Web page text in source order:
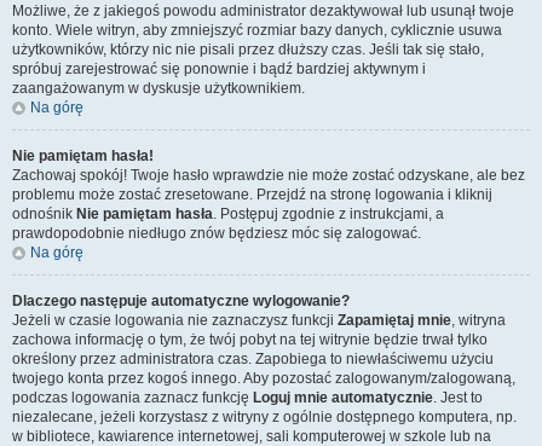
Możliwe, że z jakiegoś powodu administrator dezaktywował lub usunął twoje
konto. Wiele witryn, aby zmniejszyć rozmiar bazy danych, cyklicznie usuwa
użytkowników, którzy nic nie pisali przez dłuższy czas. Jeśli tak się stało,
spróbuj zarejestrować się ponownie i bądź bardziej aktywnym i
zaangażowanym w dyskusje użytkownikiem.
Na górę
Nie pamiętam hasła!
Zachowaj spokój! Twoje hasło wprawdzie nie może zostać odzyskane, ale bez
problemu może zostać zresetowane. Przejdź na stronę logowania i kliknij
odnośnik Nie pamiętam hasła. Postępuj zgodnie z instrukcjami, a
prawdopodobnie niedługo znów będziesz móc się zalogować.
Na górę
Dlaczego następuje automatyczne wylogowanie?
Jeżeli w czasie logowania nie zaznaczysz funkcji Zapamiętaj mnie, witryna
zachowa informację o tym, że twój pobyt na tej witrynie będzie trwał tylko
określony przez administratora czas. Zapobiega to niewłaściwemu użyciu
twojego konta przez kogoś innego. Aby pozostać zalogowanym/zalogowaną,
podczas logowania zaznacz funkcję Loguj mnie automatycznie. Jest to
niezalecane, jeżeli korzystasz z witryny z ogólnie dostępnego komputera, np.
w bibliotece, kawiarence internetowej, sali komputerowej w szkole lub na